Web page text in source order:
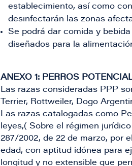
establecimiento, así como
desinfectarán las zonas
Se podrá dar comida y
diseñados para la
ANEXO 1: PERROS
Las razas consideradas PPP
Terrier, Rottweiler, Dogo
Las razas catalogadas como
leyes,( Sobre el régimen
287/2002, de 22 de marzo, por
edad, con aptitud idónea para
longitud y no extensible que